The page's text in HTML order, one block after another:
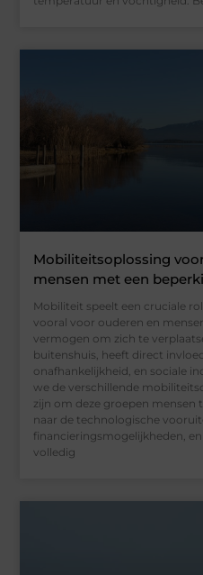
Mobiliteitsoplossing
mensen met een
Mobiliteit speelt een cruciale
vooral voor ouderen en
vermogen om zich te
buitenshuis, heeft direct
onafhankelijkheid, en sociale
we de verschillende
zijn om deze groepen mensen
naar de technologische
financieringsmogelijkheden,
volledig